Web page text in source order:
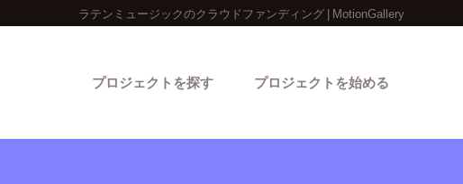
ラテンミュージックのクラウドファンディング | MotionGallery
プロジェクトを探す プロジェクトを始める